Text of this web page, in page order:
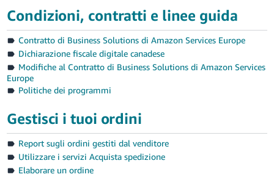
-
JP
한
국
어
KR
English
- IT
Registrati
Condizioni, contratti e linee guida
Contratto di Business Solutions di Amazon Services Europe
Dichiarazione fiscale digitale canadese
Modifiche al Contratto di Business Solutions di Amazon Services
Europe
Politiche dei programmi
Gestisci i tuoi ordini
Report sugli ordini gestiti dal venditore
Utilizzare i servizi Acquista spedizione
Elaborare un ordine